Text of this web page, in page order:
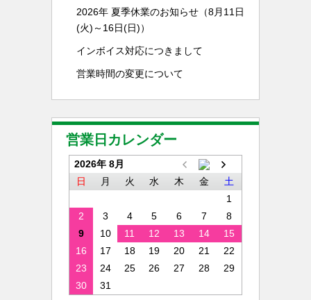
2026年 夏季休業のお知らせ（8月11日
(火)～16日(日)）
インボイス対応につきまして
営業時間の変更について
営業日カレンダー
2026年 8月
日
月 火 水 木 金
土
1
2
3 4 5 6 7
8
9
10 11 12 13 14
15
16
17 18 19 20 21
22
23
24 25 26 27 28
29
30
31